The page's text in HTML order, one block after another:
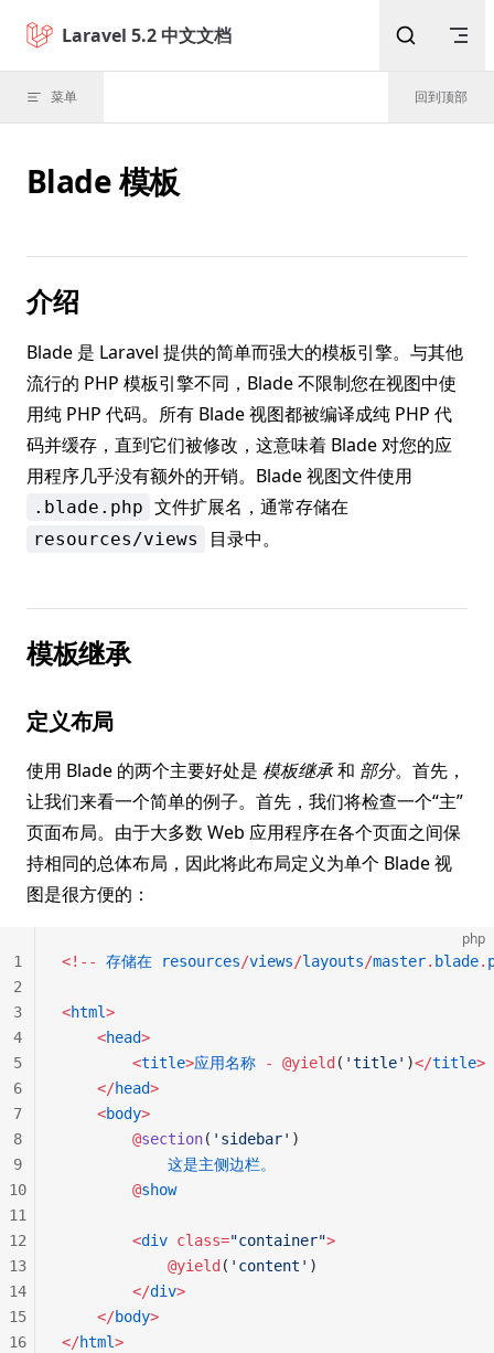
Skip to content
Laravel 5.2 中文文档
菜单 回到顶部
Blade 模板
介绍
Blade 是 Laravel 提供的简单而强大的模板引擎。与其他
流行的 PHP 模板引擎不同，Blade 不限制您在视图中使
用纯 PHP 代码。所有 Blade 视图都被编译成纯 PHP 代
码并缓存，直到它们被修改，这意味着 Blade 对您的应
用程序几乎没有额外的开销。Blade 视图文件使用
.blade.php 文件扩展名，通常存储在
resources/views 目录中。
模板继承
定义布局
使用 Blade 的两个主要好处是 模板继承和 部分。首先，
让我们来看一个简单的例子。首先，我们将检查一个“主”
页面布局。由于大多数 Web 应用程序在各个页面之间保
持相同的总体布局，因此将此布局定义为单个 Blade 视
图是很方便的：
php
<!-- 存储在 resources/views/layouts/master. blade.
<html>
    <
head>
        <
title>应用名称 - @yield ( 'title' )</title>
    </
head>
    <
body>
        @
section( 'sidebar' )
            这是主侧边栏。
        @
show
        <
div class="container">
            @yield
( 'content' )
        </
div>
    </
body>
</html>
1
2
3
4
5
6
7
8
9
10
11
12
13
14
15
16